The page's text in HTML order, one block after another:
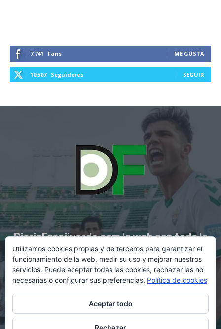
7,741 Fans ME GUSTA
10,507 Seguidores SEGUIR
DiarioFranjiverde.com la web con toda la
información del Elche C.F.
Contacto en:diario@franjiverde.com
Utilizamos cookies propias y de terceros para garantizar el
funcionamiento de la web, medir su uso y mejorar nuestros
servicios. Puede aceptar todas las cookies, rechazar las no
necesarias o configurar sus preferencias. Política de cookies
Aceptar todo
Rechazar